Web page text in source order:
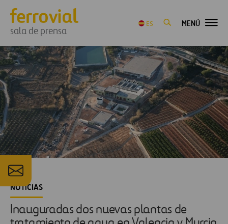
sala de prensa
ES MENÚ
NOTICIAS
Inauguradas dos nuevas plantas de